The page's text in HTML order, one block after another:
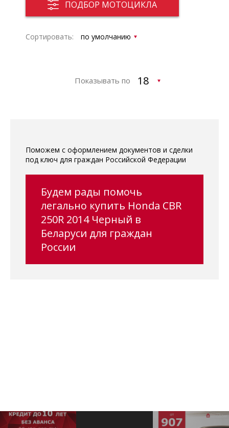
ПОДБОР МОТОЦИКЛА
Сортировать:
Показывать по
Поможем с оформлением документов и сделки
под ключ для граждан Российской Федерации
Будем рады помочь
легально купить Honda CBR
250R 2014 Черный в
Беларуси для граждан
России